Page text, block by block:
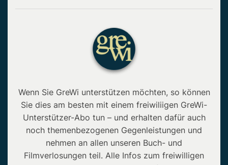
Wenn Sie GreWi unterstützen möchten, so können
Sie dies am besten mit einem freiwiliigen GreWi-
Unterstützer-Abo tun – und erhalten dafür auch
noch themenbezogenen Gegenleistungen und
nehmen an allen unseren Buch- und
Filmverlosungen teil. Alle Infos zum freiwilligen